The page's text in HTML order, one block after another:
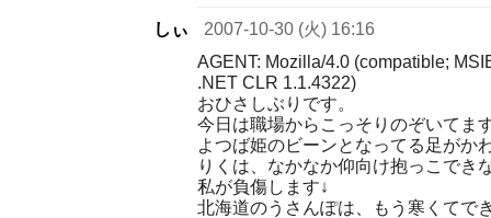
しぃ
2007-10-30 (火) 16:16
AGENT: Mozilla/4.0 (compatible;
.NET CLR 1.1.4322)
おひさしぶりです。
今日は職場からこっそりのぞいてま
よつば姫のビーンとなってる足がか
りくは、なかなか仰向け抱っこでき
私が負傷します↓
北海道のうさんぽは、もう寒くてで